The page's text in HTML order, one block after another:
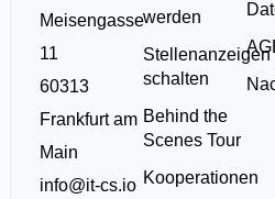
Meisengasse
11
60313
Frankfurt am
Main
info@it-cs.io
werden
Stellenanzeigen
schalten
Behind the
Scenes Tour
Kooperationen